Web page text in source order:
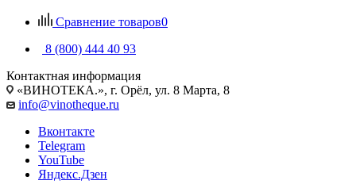
Сравнение товаров0
8 (800) 444 40 93
Контактная информация
«ВИНОТЕКА.», г. Орёл, ул. 8 Марта, 8
info@vinotheque.ru
Вконтакте
Telegram
YouTube
Яндекс.Дзен